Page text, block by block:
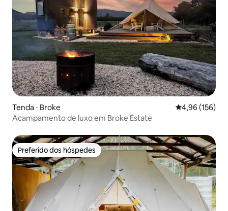
Tenda ⋅ Broke 4,96 de uma
4,96 (156)
Acampamento de luxo em Broke Estate
Preferido dos hóspedes
Preferido dos hóspedes